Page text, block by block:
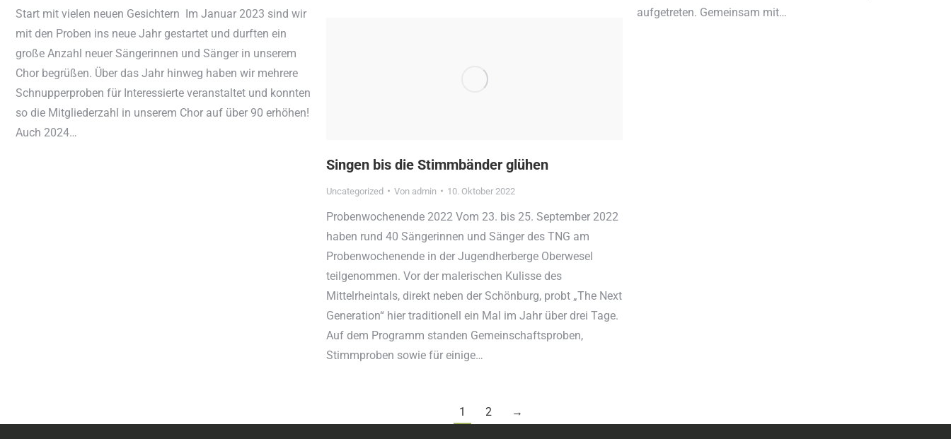
aufgetreten. Gemeinsam mit…
Start mit vielen neuen Gesichtern Im Januar 2023 sind wir
mit den Proben ins neue Jahr gestartet und durften ein
große Anzahl neuer Sängerinnen und Sänger in unserem
Chor begrüßen. Über das Jahr hinweg haben wir mehrere
Schnupperproben für Interessierte veranstaltet und konnten
so die Mitgliederzahl in unserem Chor auf über 90 erhöhen!
Auch 2024…
Singen bis die Stimmbänder glühen
Uncategorized Von admin 10. Oktober 2022
Probenwochenende 2022 Vom 23. bis 25. September 2022
haben rund 40 Sängerinnen und Sänger des TNG am
Probenwochenende in der Jugendherberge Oberwesel
teilgenommen. Vor der malerischen Kulisse des
Mittelrheintals, direkt neben der Schönburg, probt „The Next
Generation“ hier traditionell ein Mal im Jahr über drei Tage.
Auf dem Programm standen Gemeinschaftsproben,
Stimmproben sowie für einige…
1 2 →